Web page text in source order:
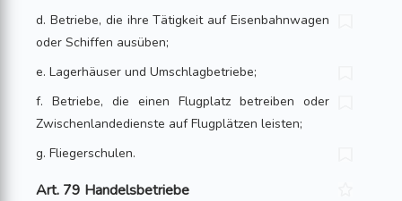
d. Betriebe, die ihre Tätigkeit auf Eisenbahnwagen
oder Schiffen ausüben;
e. Lagerhäuser und Umschlagbetriebe;
f. Betriebe, die einen Flugplatz betreiben oder
Zwischenlandedienste auf Flug­plätzen leisten;
g. Fliegerschulen.
Art. 79 Handelsbetriebe